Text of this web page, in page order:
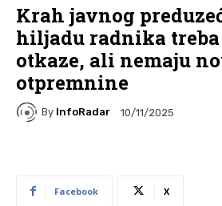
Krah javnog
hiljadu radnika
otkaze, ali nemaju
otpremnine
By InfoRadar 10/11/2025
Facebook X